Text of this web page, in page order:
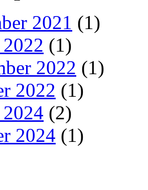
2021 (1)
(1)
2022 (1)
2022 (1)
(2)
2024 (1)